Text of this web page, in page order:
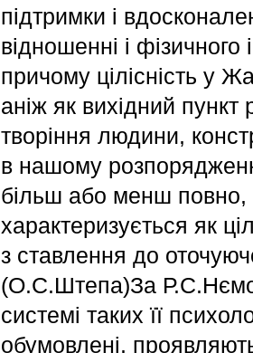
підтримки і
відношенні і фізичного
причому цілісність у
аніж як вихідний
творіння людини,
в нашому
більш або менш повно,
характеризується як
з ставлення до
(О.С.Штепа)За
системі таких її
обумовлені,